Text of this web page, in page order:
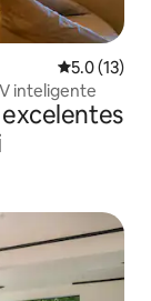
Calificación
5.0 (13)
inteligente